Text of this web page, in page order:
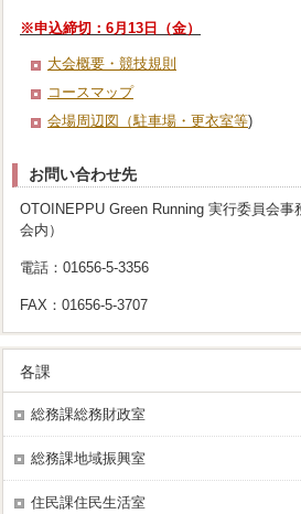
※申込締切：6月13日（金）
大会概要・競技規則
コースマップ
会場周辺図（駐車場・更衣室等)
お問い合わせ先
OTOINEPPU Green Running 実行委員会事
会内）
電話：01656-5-3356
FAX：01656-5-3707
各課
総務課総務財政室
総務課地域振興室
住民課住民生活室